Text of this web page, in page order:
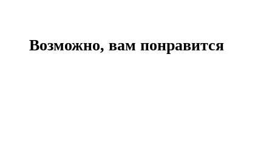
Возможно, вам понравится